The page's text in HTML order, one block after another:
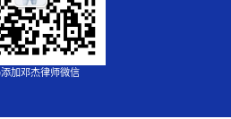
加邓杰律师微信